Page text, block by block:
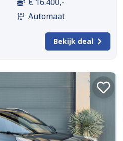
Automaat
Bekijk deal